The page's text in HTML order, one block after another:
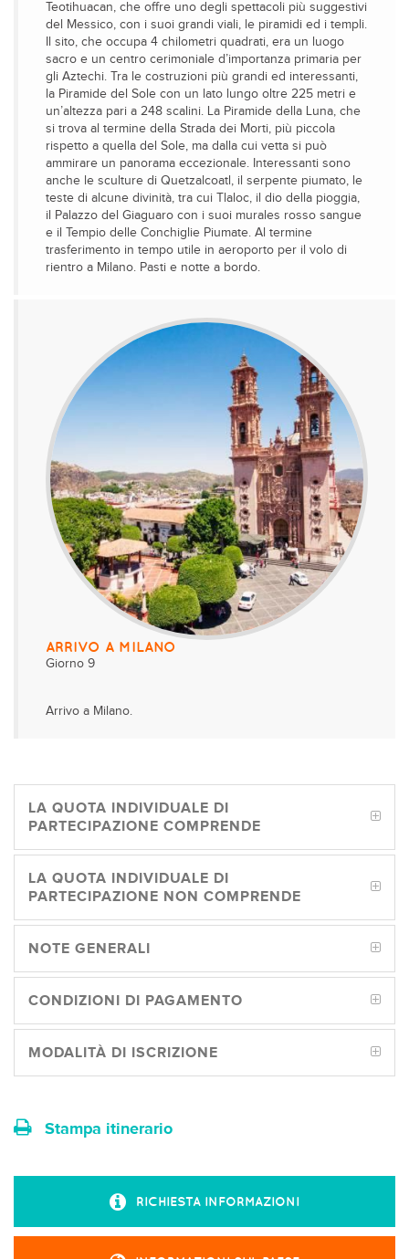
Teotihuacan, che offre uno degli spettacoli più suggestivi
del Messico, con i suoi grandi viali, le piramidi ed i templi.
Il sito, che occupa 4 chilometri quadrati, era un luogo
sacro e un centro cerimoniale d’importanza primaria per
gli Aztechi. Tra le costruzioni più grandi ed interessanti,
la Piramide del Sole con un lato lungo oltre 225 metri e
un’altezza pari a 248 scalini. La Piramide della Luna, che
si trova al termine della Strada dei Morti, più piccola
rispetto a quella del Sole, ma dalla cui vetta si può
ammirare un panorama eccezionale. Interessanti sono
anche le sculture di Quetzalcoatl, il serpente piumato, le
teste di alcune divinità, tra cui Tlaloc, il dio della pioggia,
il Palazzo del Giaguaro con i suoi murales rosso sangue
e il Tempio delle Conchiglie Piumate. Al termine
trasferimento in tempo utile in aeroporto per il volo di
rientro a Milano. Pasti e notte a bordo.
ARRIVO A MILANO
Giorno 9
Arrivo a Milano.
LA QUOTA INDIVIDUALE DI
PARTECIPAZIONE COMPRENDE
LA QUOTA INDIVIDUALE DI
PARTECIPAZIONE NON COMPRENDE
NOTE GENERALI
CONDIZIONI DI PAGAMENTO
MODALITÀ DI ISCRIZIONE
Stampa itinerario
RICHIESTA INFORMAZIONI